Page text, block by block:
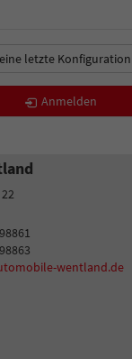
letzte
Anmelden
wentland.de